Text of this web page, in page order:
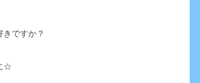
きですか？
☆